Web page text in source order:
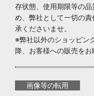
存状態、使用期限等の
め、弊社として一切の
承くださいませ。
※弊社以外のショッピン
降、お客様への販売をお
画像等の転用